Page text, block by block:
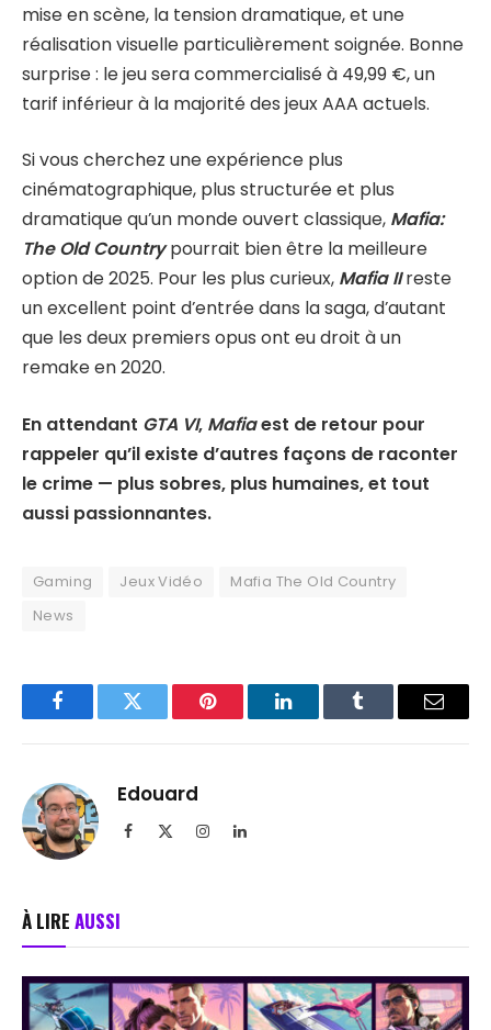
mise en scène, la tension dramatique, et une
réalisation visuelle particulièrement soignée. Bonne
surprise : le jeu sera commercialisé à 49,99 €, un
tarif inférieur à la majorité des jeux AAA actuels.
Si vous cherchez une expérience plus
cinématographique, plus structurée et plus
dramatique qu’un monde ouvert classique, Mafia:
The Old Countrypourrait bien être la meilleure
option de 2025. Pour les plus curieux, Mafia IIreste
un excellent point d’entrée dans la saga, d’autant
que les deux premiers opus ont eu droit à un
remake en 2020.
En attendant GTA VI, Mafiaest de retour pour
rappeler qu’il existe d’autres façons de raconter
le crime — plus sobres, plus humaines, et tout
aussi passionnantes.
Gaming Jeux Vidéo
Mafia The Old Country
News
FacebookTwitter Pinterest LinkedInTumblr Email
Edouard
Facebook InstagramLinkedIn
À LIRE AUSSI